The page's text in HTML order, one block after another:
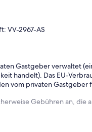
VV-2967-AS
Gastgeber verwaltet
handelt). Das EU-
vom privaten
Gebühren an,